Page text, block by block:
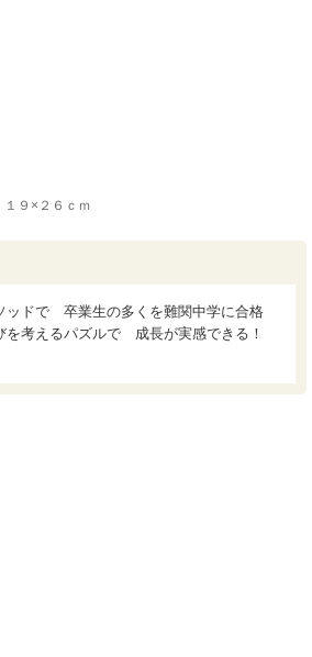
９×２６ｃｍ
ッドで 卒業生の多くを難関中学に合格
を考えるパズルで 成長が実感できる！